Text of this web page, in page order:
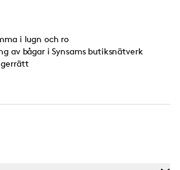
i lugn och ro
av bågar i Synsams butiksnätverk